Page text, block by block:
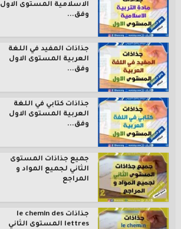
الاسلامية المستوى الاول
وفق...
جذاذات المفيد في اللغة
العربية المستوى الاول
وفق...
جذاذات كتابي في اللغة
العربية المستوى الاول
وفق...
جميع جذاذات المستوى
الثاني لجميع المواد و
المراجع
جذاذات le chemin des
lettres المستوى الثاني